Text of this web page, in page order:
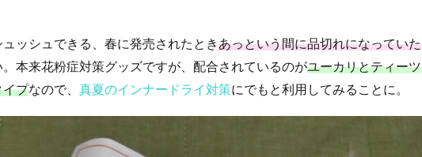
ッシュできる、春に発売されたときあっという間に品切れになっていた
。本来花粉症対策グッズですが、配合されているのがユーカリとティーツ
イプなので、 真夏のインナードライ対策にでもと利用してみることに。